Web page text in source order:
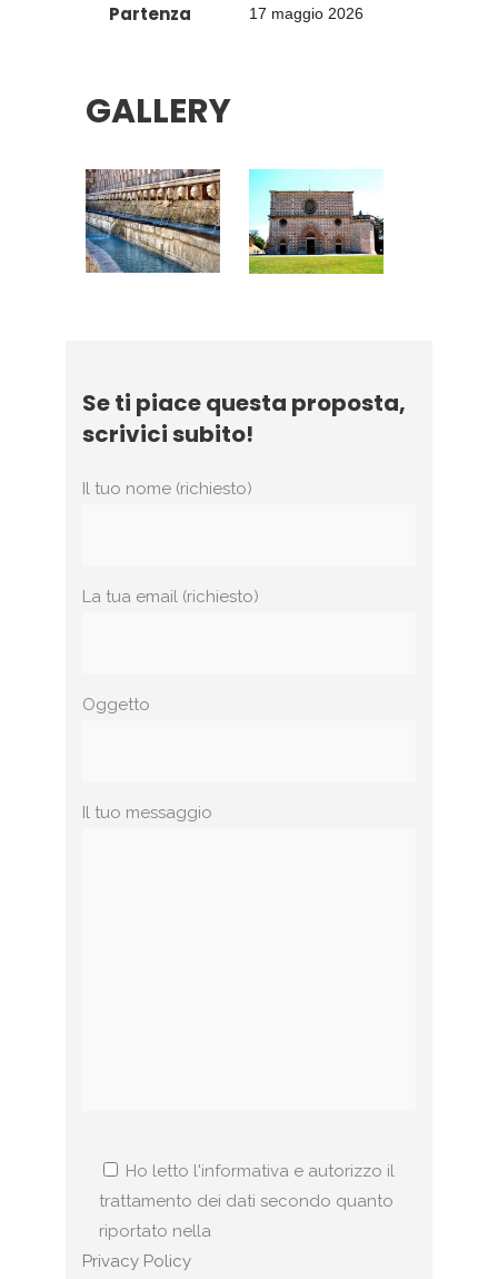
Partenza 17 maggio 2026
GALLERY
Se ti piace questa proposta,
scrivici subito!
Il tuo nome (richiesto)
La tua email (richiesto)
Oggetto
Il tuo messaggio
Ho letto l'informativa e autorizzo il
trattamento dei dati secondo quanto
riportato nella
Privacy Policy